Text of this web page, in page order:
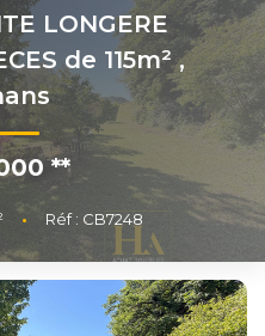
Services
Nos
Agents
Contact
Nous
Rejoindre
LONGERE
de 115m²,
**
• Réf : CB7248